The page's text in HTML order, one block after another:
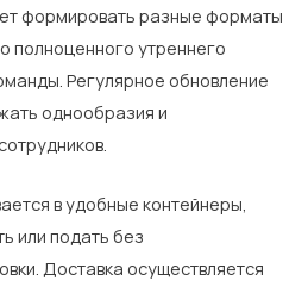
формировать разные форматы
полноценного утреннего
Регулярное обновление
однообразия и
в удобные контейнеры,
или подать без
Доставка осуществляется